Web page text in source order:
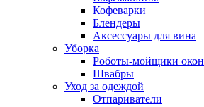
Кофеварки
Блендеры
Аксессуары для вина
Уборка
Роботы-мойщики окон
Швабры
Уход за одеждой
Отпариватели